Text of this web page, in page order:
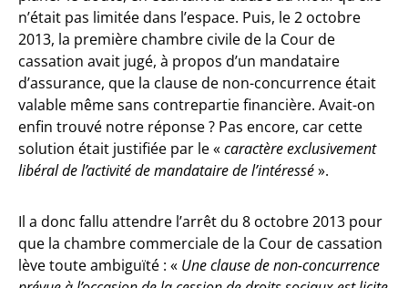
n’était pas limitée dans l’espace. Puis, le 2 octobre
2013, la première chambre civile de la Cour de
cassation avait jugé, à propos d’un mandataire
d’assurance, que la clause de non-concurrence était
valable même sans contrepartie financière. Avait-on
enfin trouvé notre réponse ? Pas encore, car cette
solution était justifiée par le «caractère exclusivement
libéral de l’activité de mandataire de l’intéressé».
Il a donc fallu attendre l’arrêt du 8 octobre 2013 pour
que la chambre commerciale de la Cour de cassation
lève toute ambiguïté : « Une clause de non-concurrence